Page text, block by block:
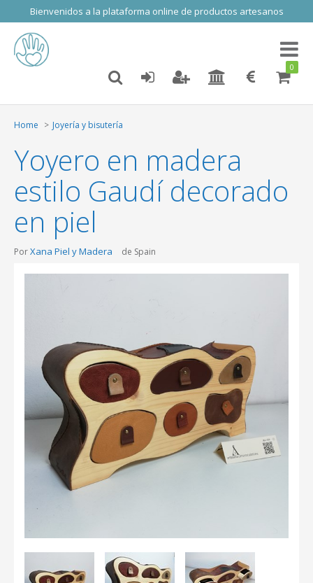
Bienvenidos a la plataforma online de productos artesanos
Toggle
0
Home Joyería y bisutería
Yoyero en madera
estilo Gaudí decorado
en piel
PorXana Piel y Madera de Spain